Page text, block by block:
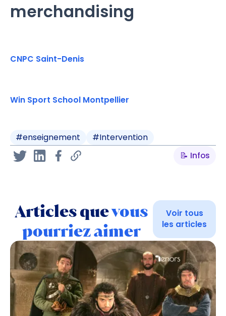
merchandising
CNPC Saint-Denis
Win Sport School Montpellier
#enseignement #Intervention
📝 Infos
Articles quevous
pourriez aimer
Voir tous
les articles